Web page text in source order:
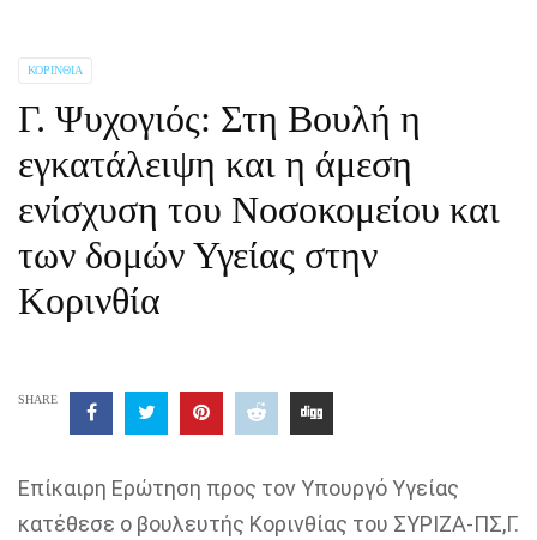
ΚΟΡΙΝΘΊΑ
Γ. Ψυχογιός: Στη Βουλή η
εγκατάλειψη και η άμεση
ενίσχυση του Νοσοκομείου και
των δομών Υγείας στην
Κορινθία
SHARE
Επίκαιρη Ερώτηση προς τον ΥπουργόΥγείας
κατέθεσε ο βουλευτής Κορινθίας του ΣΥΡΙΖΑ-ΠΣ,Γ.